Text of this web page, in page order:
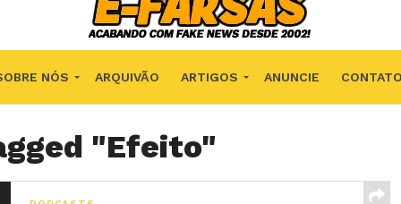
NÓS ARQUIVÃO ARTIGOS ANUNCIE CONTATO
"Efeito"